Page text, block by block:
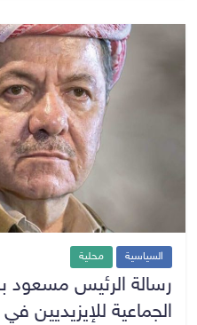
السياسية محلية
رسالة الرئيس مسعود
الجماعية للإيزيديين